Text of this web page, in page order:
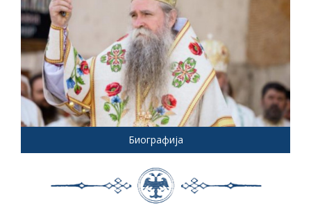
Биографија